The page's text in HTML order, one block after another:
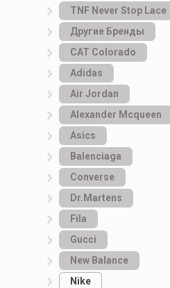
TNF Never Stop Lace
Другие Бренды
САТ Colorado
Adidas
Air Jordan
Alexander Mcqueen
Asics
Balenciaga
Converse
Dr.Martens
Fila
Gucci
New Balance
Nike